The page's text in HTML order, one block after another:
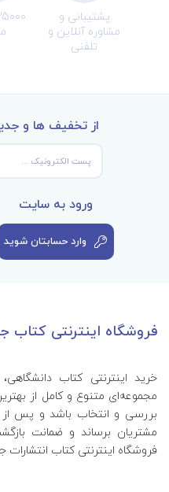
پشتیبانی و
مشاوره آنلاین و
تلفنی
از تخفیف ها و
ورود به سایت
وارد حسابتان شوید
فروشگاه اینترنتی کتاب
خرید اینترنتی کتاب‌
مجموعه‌ای متنوع و کامل از
بررسی و انتخاب باشد و پس
مشتریان برساند و ضمانت
فروشگاه اینترنتی کتاب